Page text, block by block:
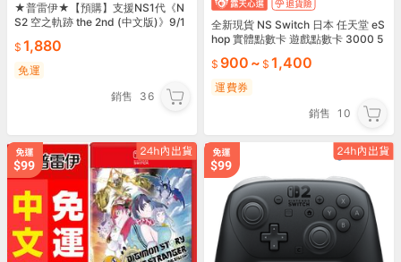
★普雷伊★【預購】支援NS1代《N
S2 空之軌跡 the 2nd (中文版)》9/1
1,880
免運
銷售
36
全新現貨 NS Switch 日本 任天堂 eS
hop 實體點數卡 遊戲點數卡 3000 5
900 ~ 1,400
運費券
銷售 10